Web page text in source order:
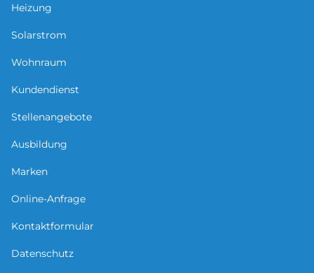
Heizung
Solarstrom
Wohnraum
Kundendienst
Stellenangebote
Ausbildung
Marken
Online-Anfrage
Kontaktformular
Datenschutz